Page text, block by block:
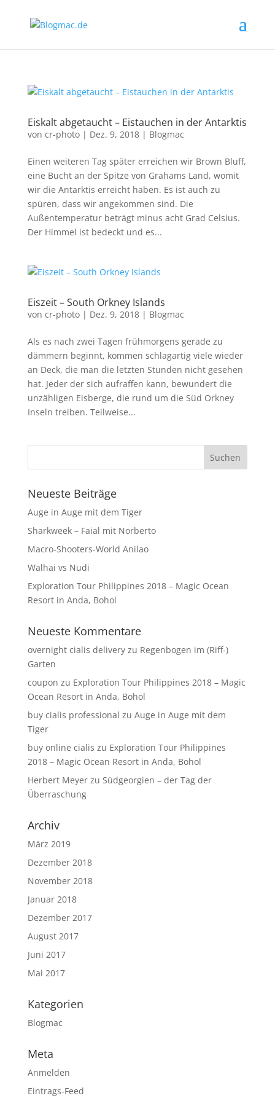
Eiskalt abgetaucht – Eistauchen in der Antarktis
von cr-photo| Dez. 9, 2018| Blogmac
Einen weiteren Tag später erreichen wir Brown Bluff,
eine Bucht an der Spitze von Grahams Land, womit
wir die Antarktis erreicht haben. Es ist auch zu
spüren, dass wir angekommen sind. Die
Außentemperatur beträgt minus acht Grad Celsius.
Der Himmel ist bedeckt und es...
Eiszeit – South Orkney Islands
von cr-photo| Dez. 9, 2018| Blogmac
Als es nach zwei Tagen frühmorgens gerade zu
dämmern beginnt, kommen schlagartig viele wieder
an Deck, die man die letzten Stunden nicht gesehen
hat. Jeder der sich aufraffen kann, bewundert die
unzähligen Eisberge, die rund um die Süd Orkney
Inseln treiben. Teilweise...
Neueste Beiträge
Auge in Auge mit dem Tiger
Sharkweek – Faial mit Norberto
Macro-Shooters-World Anilao
Walhai vs Nudi
Exploration Tour Philippines 2018 – Magic Ocean
Resort in Anda, Bohol
Neueste Kommentare
overnight cialis deliveryzu Regenbogen im (Riff-)
Garten
coupon zu Exploration Tour Philippines 2018 – Magic
Ocean Resort in Anda, Bohol
buy cialis professional zu Auge in Auge mit dem
Tiger
buy online cialis zu Exploration Tour Philippines
2018 – Magic Ocean Resort in Anda, Bohol
Herbert Meyerzu Südgeorgien – der Tag der
Überraschung
Archiv
März 2019
Dezember 2018
November 2018
Januar 2018
Dezember 2017
August 2017
Juni 2017
Mai 2017
Kategorien
Blogmac
Meta
Anmelden
Eintrags-Feed